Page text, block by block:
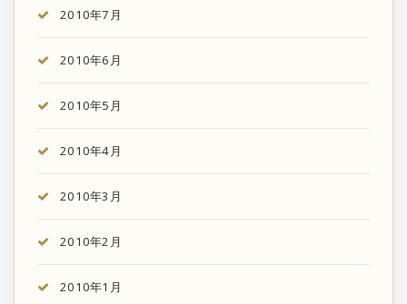
2010年7月
2010年6月
2010年5月
2010年4月
2010年3月
2010年2月
2010年1月